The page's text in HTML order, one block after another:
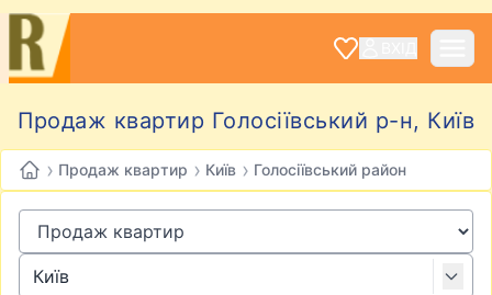
Продаж квартир Голосіївський р-н, Київ
› Продаж квартир › Київ › Голосіївський район